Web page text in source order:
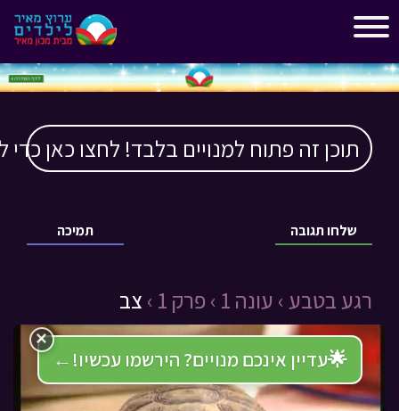
תוכן זה פתוח למנויים בלבד! לחצו כאן כדי
תמיכה שלחו תגובה
רגע בטבע › עונה 1 › פרק 1 › צב
🌟עדיין אינכם מנויים? הירשמו עכשיו! ←
×